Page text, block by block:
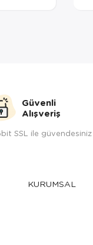
Güvenli
Alışveriş
SSL ile güvendesiniz
KURUMSAL